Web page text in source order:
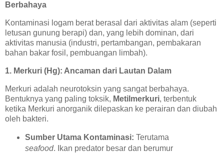
Berbahaya
Kontaminasi logam berat berasal dari aktivitas alam (seperti
letusan gunung berapi) dan, yang lebih dominan, dari
aktivitas manusia (industri, pertambangan, pembakaran
bahan bakar fosil, pembuangan limbah).
1. Merkuri (Hg): Ancaman dari Lautan Dalam
Merkuri adalah neurotoksin yang sangat berbahaya.
Bentuknya yang paling toksik, Metilmerkuri, terbentuk
ketika Merkuri anorganik dilepaskan ke perairan dan diubah
oleh bakteri.
Sumber Utama Kontaminasi: Terutama
seafood. Ikan predator besar dan berumur